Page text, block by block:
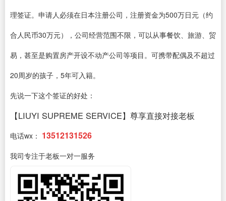
理签证。申请人必须在日本注册公司，注册资金为500万日元（约
合人民币30万元），公司经营范围不限，可以从事餐饮、旅游、贸
易，甚至是购置房产开设不动产公司等项目。可携带配偶及不超过
20周岁的孩子，5年可入籍。
先说一下这个签证的好处：
【LIUYI SUPREME SERVICE】尊享直接对接老板
电话wx： 13512131526
我司专注于老板一对一服务